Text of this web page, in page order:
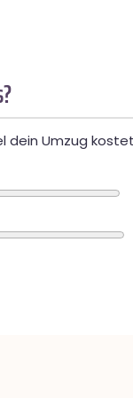
dein Umzug